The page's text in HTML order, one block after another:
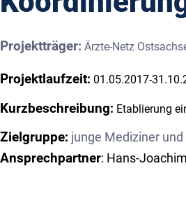
Projektträger: Ärzte-Netz
Projektlaufzeit: 01.05.2017-
Kurzbeschreibung: Etablierung
Zielgruppe: junge Mediziner
Ansprechpartner: Hans-